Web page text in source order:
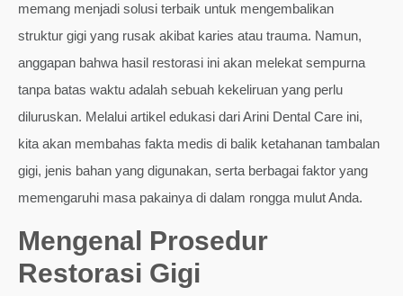
memang menjadi solusi terbaik untuk mengembalikan
struktur gigi yang rusak akibat karies atau trauma. Namun,
anggapan bahwa hasil restorasi ini akan melekat sempurna
tanpa batas waktu adalah sebuah kekeliruan yang perlu
diluruskan. Melalui artikel edukasi dari Arini Dental Care ini,
kita akan membahas fakta medis di balik ketahanan tambalan
gigi, jenis bahan yang digunakan, serta berbagai faktor yang
memengaruhi masa pakainya di dalam rongga mulut Anda.
Mengenal Prosedur
Restorasi Gigi